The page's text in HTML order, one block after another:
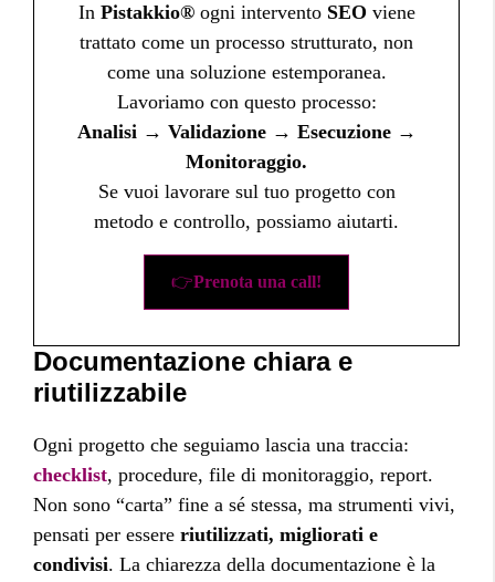
In Pistakkio®ogni intervento SEO viene
trattato come un processo strutturato, non
come una soluzione estemporanea.
Lavoriamo con questo processo:
Analisi → Validazione → Esecuzione →
Monitoraggio.
Se vuoi lavorare sul tuo progetto con
metodo e controllo, possiamo aiutarti.
👉Prenota una call!
Documentazione chiara e
riutilizzabile
Ogni progetto che seguiamo lascia una traccia:
checklist, procedure, file di monitoraggio, report.
Non sono “carta” fine a sé stessa, ma strumenti vivi,
pensati per essere riutilizzati, migliorati e
condivisi. La chiarezza della documentazione è la